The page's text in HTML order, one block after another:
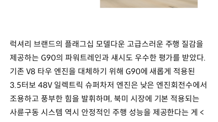
럭셔리 브랜드의 플래그십 모델다운 고급스러운 주행 질감을
제공하는 G90의 파워트레인과 섀시도 우수한 평가를 받았다.
기존 V8 타우 엔진을 대체하기 위해 G90에 새롭게 적용된
3.5터보 48V 일렉트릭 슈퍼차저 엔진은 낮은 엔진회전수에서
조용하고 풍부한 힘을 발휘하며, 북미 시장에 기본 적용되는
사륜구동 시스템 역시 안정적인 주행 성능을 제공한다는 게 <